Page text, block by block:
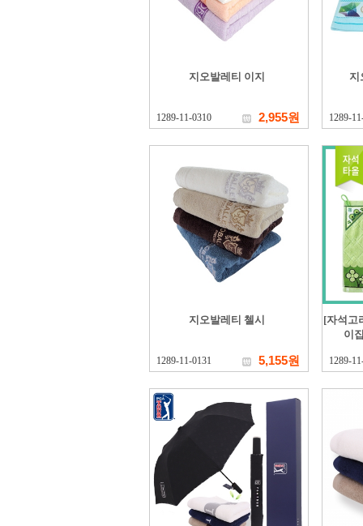
지오발레티 이지
1289-11-0310 2,955원
지
1289-
지오발레티 첼시
1289-11-0131 5,155원
[자석고
이
1289-